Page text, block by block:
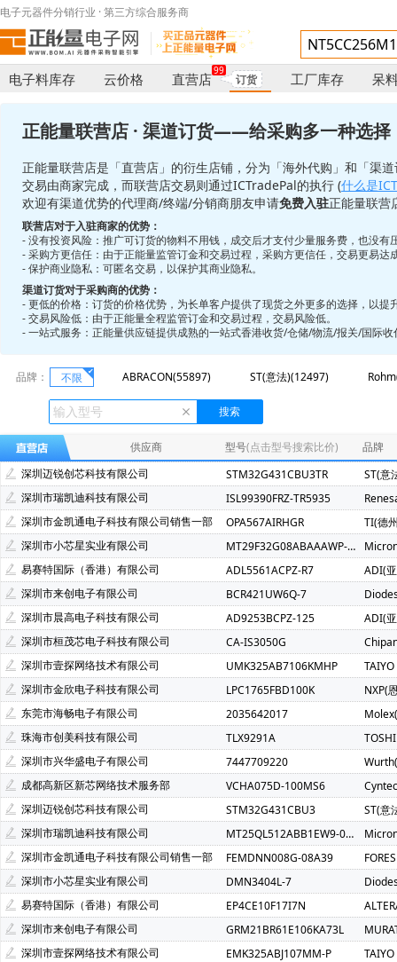
电子元器件分销行业 · 第三方综合服务商
电子料库存 云价格 直营店
99
订货 工厂库存 呆
正能量联营店 · 渠道订货——给采购多一种选择
正能量联营店是「直营店」的衍生店铺，分为「海外代购」和「渠
交易由商家完成，而联营店交易则通过ICTradePal的执行 (什么是
欢迎有渠道优势的代理商/终端/分销商朋友申请免费入驻正能量联营
联营店对于入驻商家的优势：
- 没有投资风险：推广可订货的物料不用钱，成交后才支付少量服务费，也没有
- 采购方更信任：由于正能量监管订金和交易过程，采购方更信任，交易更易达
- 保护商业隐私：可匿名交易，以保护其商业隐私。
渠道订货对于采购商的优势：
- 更低的价格：订货的价格优势，为长单客户提供了现货之外更多的选择，以提
- 交易风险低：由于正能量全程监管订金和交易过程，交易风险低。
- 一站式服务：正能量供应链提供成熟的一站式香港收货/仓储/物流/报关/国际
品牌： 不限 ABRACON(55897) ST(意法)(12497)
Ecliptek(507)
TOSHIBA(东芝)(400)
XLSEMI(芯龙)(185)
Renesas(瑞萨)(162)
Mindmotion(灵动微)(72)
JST(日压)(70)
Cyntec(乾坤
Infineon(英飞凌)(49)
Hisilicon(海思)(40)
Cachip(锦锐
SGMICRO(圣邦微)(34)
Cypress(赛普拉斯)(31)
Brightking(台湾君耀)(22)
MotorComm(裕太微)(22)
SILICON LABS(芯科)(20)
RUNIC(润石)(19)
Chiplntelli(
LOWPOWER(微源半导体)(14)
HED(华大电子)(13)
X-
XILINX(赛灵思)(10)
Nuvoton(新唐)(9)
WALTER(华德)(9)
SAMSUNG(三星)(7)
BERYL(绿宝石)(7)
ORIENTAL
YXC(扬兴晶振)(5)
STE(松田)(5)
Geehy(珠海极海)(5)
Wayon(上海维安)(3)
Maxlinear(迈凌)(3)
Qorvo(威讯联
Chinamobile(中移物联网)(3)
BYD(比亚迪)(3)
HDSC(华
fangtek(方泰)(2)
KINETIC(芯凯)(2)
Littelfuse(力特)(2)
TXC(晶技)(2)
e2v technologies(2)
Astrodyne TDI
Joulwatt(杰华特)(2)
SOUTHCHIP(南芯)(2)
CXMT(长鑫
Atmel(爱特梅尔)(1)
Avago(安华高)(1)
BELLING(上海贝
C&K Components(1)
Everest-semi(顺芯)(1)
ESMT(晶
INTEL(英特尔)(1)
IXYS(艾赛斯)(1)
Lattice(莱迪斯)(1)
PULSE ELECTRONICS(1)
Rubycon(红宝石)(1)
U-BLOX(
SOC(赛元微)(1)
Createk Micro(达晶微)(1)
TONTEK(台
Anlogic(安路科技)(1)
HEXIN(禾芯微)(1)
Chipanalog(川
SHOU HAN(首韩)(1)
RYCHiP(蕊源)(1) Unilc(紫光国芯
供应商 型号(点击型号搜索比价)
品牌
深圳迈锐创芯科技有限公司
STM32G431CBU3TR
ST(意
深圳市瑞凯迪科技有限公司
ISL99390FRZ-TR5935
深圳市金凯通电子科技有限公司销售一部
OPA567AIRHGR
TI(德
深圳市小芯星实业有限公司
MT29F32G08ABAAAWP-ITZ:A
易赛特国际（香港）有限公司
ADL5561ACPZ-R7
ADI(
深圳市来创电子有限公司
BCR421UW6Q-7
深圳市晨高电子科技有限公司
AD9253BCPZ-125
ADI(
深圳市桓茂芯电子科技有限公司
CA-IS3050G
深圳市壹探网络技术有限公司
UMK325AB7106KMHP
深圳市金欣电子科技有限公司
LPC1765FBD100K
NXP(
东莞市海畅电子有限公司
2035642017
珠海市创美科技有限公司
TLX9291A
深圳市兴华盛电子有限公司
7447709220
成都高新区新芯网络技术服务部
VCHA075D-100MS6
深圳迈锐创芯科技有限公司
STM32G431CBU3
ST(意
深圳市瑞凯迪科技有限公司
MT25QL512ABB1EW9-0SIT
深圳市金凯通电子科技有限公司销售一部
FEMDNN008G-08A39
深圳市小芯星实业有限公司
DMN3404L-7
易赛特国际（香港）有限公司
EP4CE10F17I7N
深圳市来创电子有限公司
GRM21BR61E106KA73L
深圳市壹探网络技术有限公司
EMK325ABJ107MM-P